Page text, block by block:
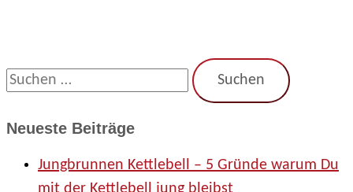
S
cNeueste Beiträge
Jungbrunnen Kettlebell – 5 Gründe warum Du